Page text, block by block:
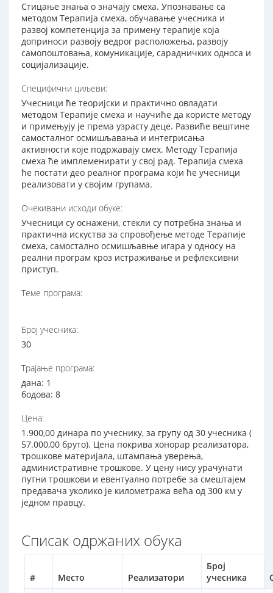
Стицање знања о значају смеха. Упознавање са
методом Терапија смеха, обучавање учесника и
развој компетенција за примену терапије која
доприноси развоју ведрог расположења, развоју
самопоштовања, комуникације, сарадничких односа и
социјализације.
Специфични циљеви:
Учесници ће теоријски и практично овладати
методом Терапије смеха и научиће да користе методу
и примењују је према узрасту деце. Развиће вештине
самосталног осмишљавања и интегрисања
активности које подржавају смех. Методу Терапија
смеха ће имплеменирати у свој рад. Терапија смеха
ће постати део реалног програма који ће учесници
реализовати у својим групама.
Очекивани исходи обуке:
Учесници су оснажени, стекли су потребна знања и
практична искуства за спровођење методе Терапије
смеха, самостално осмишљавње игара у односу на
реални програм кроз истраживање и рефлексивни
приступ.
Теме програма:
Број учесника:
30
Трајање програма:
дана: 1
бодова: 8
Цена:
1.900,00 динара по учеснику, за групу од 30 учесника (
57.000,00 бруто). Цена покрива хонорар реализатора,
трошкове материјала, штампања уверења,
административне трошкове. У цену нису урачунати
путни трошкови и евентуално потребе за смештајем
предавача уколико је километража већа од 300 км у
једном правцу.
Списак одржаних обука
# Место Реализатори
Број
учесника